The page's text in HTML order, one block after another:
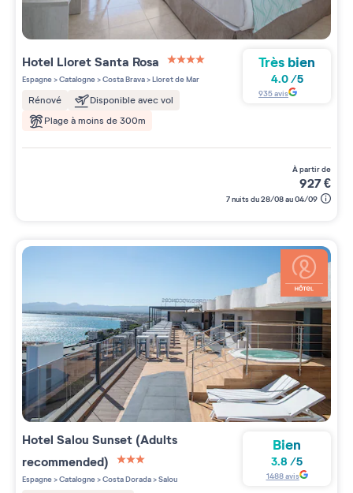
Hotel Lloret Santa Rosa
4 étoiles sur 5
Espagne>Catalogne>Costa Brava>Lloret de Mar
Rénové
Disponible avec vol
Plage à moins de 300m
Très bien
4.0/5
935avis
à partir de
927€
7 nuits du 28/08 au 04/09
Hotel Salou Sunset (Adults
recommended)
3 étoiles sur 5
Espagne>Catalogne>Costa Dorada>Salou
Bien
3.8 /5
1488avis